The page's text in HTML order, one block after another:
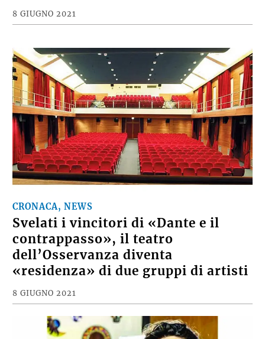
8 GIUGNO 2021
CRONACA, NEWS
Svelati i vincitori di «Dante e il
contrappasso», il teatro
dell’Osservanza diventa
«residenza» di due gruppi di artisti
8 GIUGNO 2021